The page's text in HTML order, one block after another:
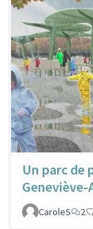
Un parc de
CaroleS
2